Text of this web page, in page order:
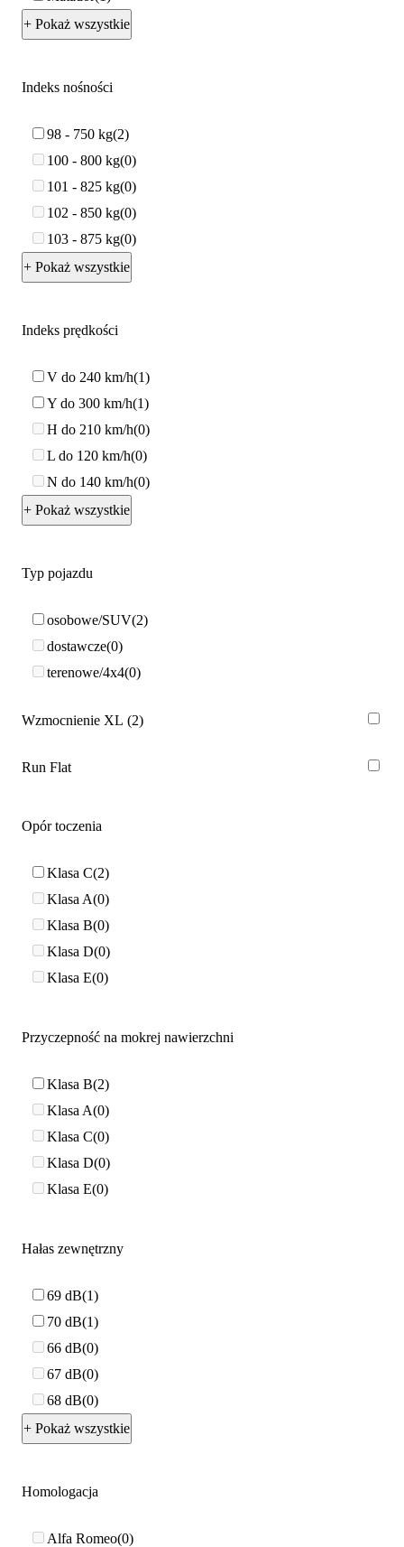
+ Pokaż wszystkie
Indeks nośności
98 - 750 kg 2
100 - 800 kg 0
101 - 825 kg 0
102 - 850 kg 0
103 - 875 kg 0
+ Pokaż wszystkie
Indeks prędkości
V do 240 km/h 1
Y do 300 km/h 1
H do 210 km/h 0
L do 120 km/h 0
N do 140 km/h 0
+ Pokaż wszystkie
Typ pojazdu
osobowe/SUV 2
dostawcze 0
terenowe/4x4 0
Wzmocnienie XL 2
Run Flat
Opór toczenia
Klasa C 2
Klasa A 0
Klasa B 0
Klasa D 0
Klasa E 0
Przyczepność na mokrej nawierzchni
Klasa B 2
Klasa A 0
Klasa C 0
Klasa D 0
Klasa E 0
Hałas zewnętrzny
69 dB 1
70 dB 1
66 dB 0
67 dB 0
68 dB 0
+ Pokaż wszystkie
Homologacja
Alfa Romeo 0